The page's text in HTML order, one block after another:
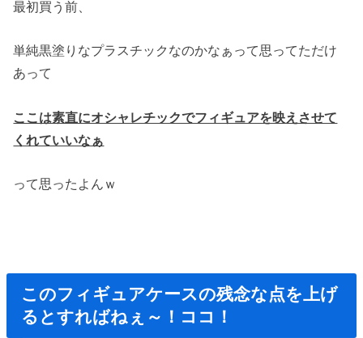
最初買う前、
単純黒塗りなプラスチックなのかなぁって思ってただけ
あって
ここは素直にオシャレチックでフィギュアを映えさせて
くれていいなぁ
って思ったよんｗ
このフィギュアケースの残念な点を上げ
るとすればねぇ～！ココ！